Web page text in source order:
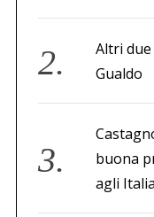
Altri
Gualdo
buona
agli